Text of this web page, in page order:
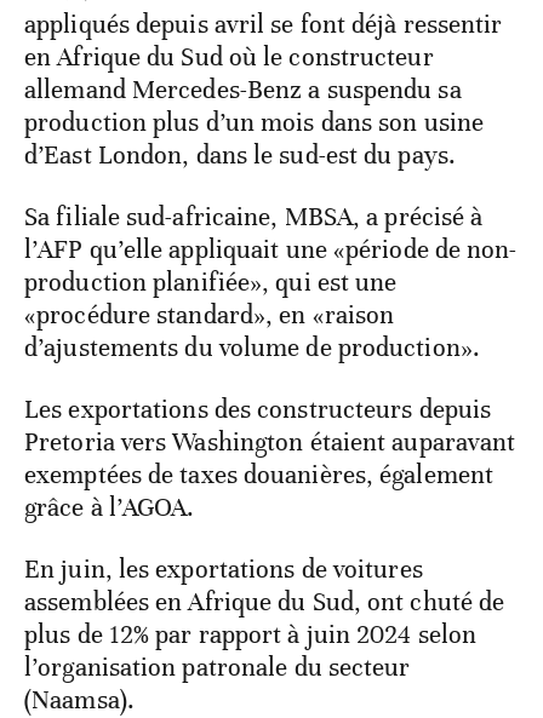
appliqués depuis avril se font déjà ressentir
en Afrique du Sud où le constructeur
allemand Mercedes-Benz a suspendu sa
production plus d’un mois dans son usine
d’East London, dans le sud-est du pays.
Sa filiale sud-africaine, MBSA, a précisé à
l’AFP qu’elle appliquait une «période de non-
production planifiée», qui est une
«procédure standard», en «raison
d’ajustements du volume de production».
Les exportations des constructeurs depuis
Pretoria vers Washington étaient auparavant
exemptées de taxes douanières, également
grâce à l’AGOA.
En juin, les exportations de voitures
assemblées en Afrique du Sud, ont chuté de
plus de 12% par rapport à juin 2024 selon
l’organisation patronale du secteur
(Naamsa).